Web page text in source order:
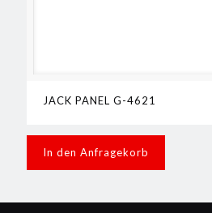
JACK PANEL G-4621
In den Anfragekorb